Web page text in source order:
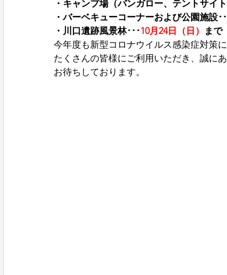
・キャンプ場（バンガロー、テントサイ
・バーベキューコーナーおよび公園施設･
・川口遺跡風景林･･･10月24日（日）
まで
今年度も新型コロナウイルス感染症対策
たくさんの皆様にご利用いただき、誠に
お待ちしております。